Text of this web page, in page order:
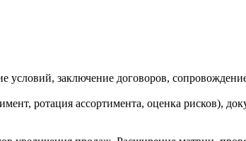
условий, заключение договоров,
ротация ассортимента, оценка рисков),